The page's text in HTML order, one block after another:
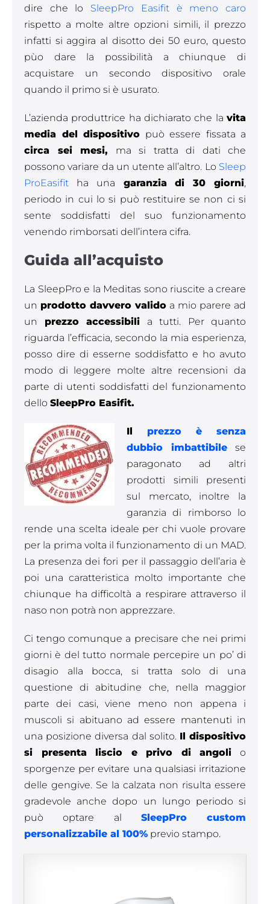
dire che lo SleepPro Easifit è meno caro
rispetto a molte altre opzioni simili, il prezzo
infatti si aggira al disotto dei 50 euro, questo
pùo dare la possibilità a chiunque di
acquistare un secondo dispositivo orale
quando il primo si è usurato.
L’azienda produttrice ha dichiarato che la vita
media del dispositivo può essere fissata a
circa sei mesi, ma si tratta di dati che
possono variare da un utente all’altro. Lo Sleep
ProEasifit ha una garanzia di 30 giorni,
periodo in cui lo si può restituire se non ci si
sente soddisfatti del suo funzionamento
venendo rimborsati dell’intera cifra.
Guida all’acquisto
La SleepPro e la Meditas sono riuscite a creare
un prodotto davvero valido a mio parere ad
un prezzo accessibili a tutti. Per quanto
riguarda l’efficacia, secondo la mia esperienza,
posso dire di esserne soddisfatto e ho avuto
modo di leggere molte altre recensioni da
parte di utenti soddisfatti del funzionamento
dello SleepPro Easifit.
Il prezzo è senza
dubbio imbattibile se
paragonato ad altri
prodotti simili presenti
sul mercato, inoltre la
garanzia di rimborso lo
rende una scelta ideale per chi vuole provare
per la prima volta il funzionamento di un MAD.
La presenza dei fori per il passaggio dell’aria è
poi una caratteristica molto importante che
chiunque ha difficoltà a respirare attraverso il
naso non potrà non apprezzare.
Ci tengo comunque a precisare che nei primi
giorni è del tutto normale percepire un po’ di
disagio alla bocca, si tratta solo di una
questione di abitudine che, nella maggior
parte dei casi, viene meno non appena i
muscoli si abituano ad essere mantenuti in
una posizione diversa dal solito. Il dispositivo
si presenta liscio e privo di angoli o
sporgenze per evitare una qualsiasi irritazione
delle gengive. Se la calzata non risulta essere
gradevole anche dopo un lungo periodo si
può optare al SleepPro custom
personalizzabile al 100% previo stampo.